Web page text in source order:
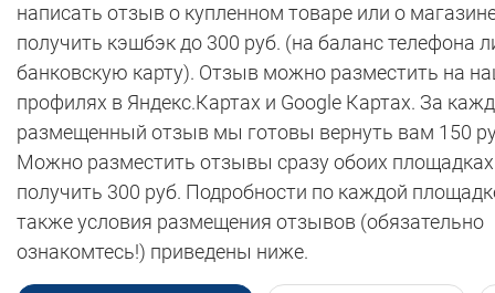
написать отзыв о купленном товаре или о
получить кэшбэк до 300 руб. (на баланс телефона
банковскую карту). Отзыв можно разместить на
профилях в Яндекс.Картах и Google Картах. За
размещенный отзыв мы готовы вернуть вам 150
Можно разместить отзывы сразу обоих
получить 300 руб. Подробности по каждой
также условия размещения отзывов (обязательно
ознакомтесь!) приведены ниже.